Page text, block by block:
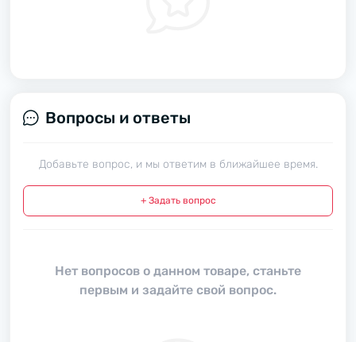
Вопросы и ответы
Добавьте вопрос, и мы ответим в ближайшее время.
+ Задать вопрос
Нет вопросов о данном товаре, станьте
первым и задайте свой вопрос.